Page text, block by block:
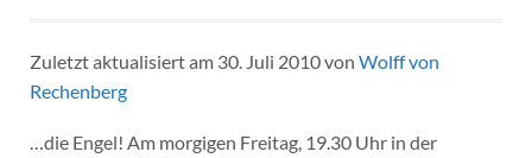
Zuletzt aktualisiert am 30. Juli 2010 von Wolff von
Rechenberg
…die Engel! Am morgigen Freitag, 19.30 Uhr in der